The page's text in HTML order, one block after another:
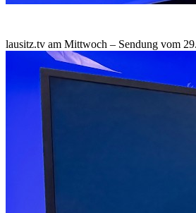
lausitz.tv am Mittwoch – Sendung vom